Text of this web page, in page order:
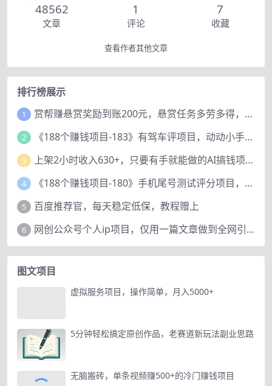
48562
文章
1
评论
7
收藏
查看作者其他文章
排行榜展示
1 赏帮赚悬赏奖励到账200元，悬赏任务多劳多得，人人可做。
2 《188个赚钱项目-183》有驾车评项目，动动小手，复制粘贴赚44元！
3 上架2小时收入630+，只要有手就能做的AI搞钱项目，奶奶看完都能学会!
4 《188个赚钱项目-180》手机尾号测试评分项目，短视频直播日赚200+
5 百度推荐官，每天稳定低保，教程赠上
6 网创公众号个人ip项目，仅用一篇文章做到全网引流！
图文项目
虚拟服务项目，操作简单，月入5000+
5分钟轻松搞定原创作品，老赛道新玩法副业思路
无脑搬砖，单条视频赚500+的冷门赚钱项目